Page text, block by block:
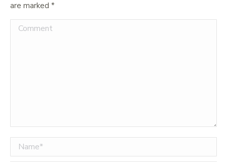
are marked *
Comment
Name *